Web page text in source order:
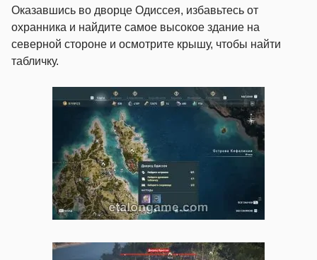
Оказавшись во дворце Одиссея, избавьтесь от
охранника и найдите самое высокое здание на
северной стороне и осмотрите крышу, чтобы найти
табличку.